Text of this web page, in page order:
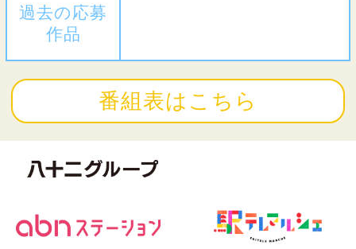
過去の応募
作品
番組表はこちら